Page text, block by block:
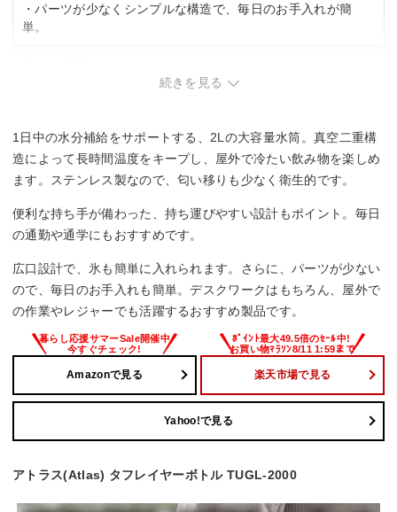
・パーツが少なくシンプルな構造で、毎日のお手入れが簡
単。
・蓋のロック部分が壊れやすく、使用中にネジが抜ける可能
性あり。
・飲み口が垂直で硬く、飲みにくいと感じる場合あり。
続きを見る
1日中の水分補給をサポートする、2Lの大容量水筒。真空二重構
造によって長時間温度をキープし、屋外で冷たい飲み物を楽しめ
ます。ステンレス製なので、匂い移りも少なく衛生的です。
便利な持ち手が備わった、持ち運びやすい設計もポイント。毎日
の通勤や通学にもおすすめです。
広口設計で、氷も簡単に入れられます。さらに、パーツが少ない
ので、毎日のお手入れも簡単。デスクワークはもちろん、屋外で
の作業やレジャーでも活躍するおすすめ製品です。
Amazonで見る 楽天市場で見る
Yahoo!で見る
アトラス(Atlas) タフレイヤーボトル TUGL-2000